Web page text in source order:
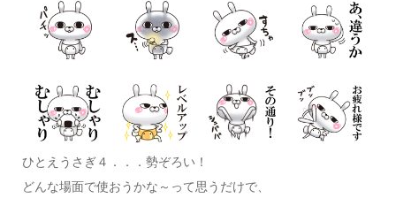
ひとえうさぎ４．．．勢ぞろい！
どんな場面で使おうかな～って思うだけで、